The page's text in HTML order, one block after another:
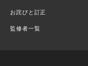
お詫びと訂正
監修者一覧